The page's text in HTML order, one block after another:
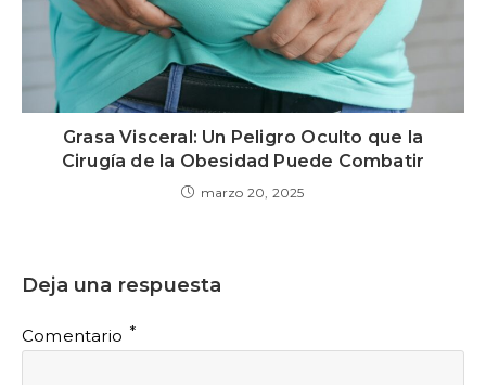
Grasa Visceral: Un Peligro Oculto que la
Cirugía de la Obesidad Puede Combatir
marzo 20, 2025
Deja una respuesta
Comentario *